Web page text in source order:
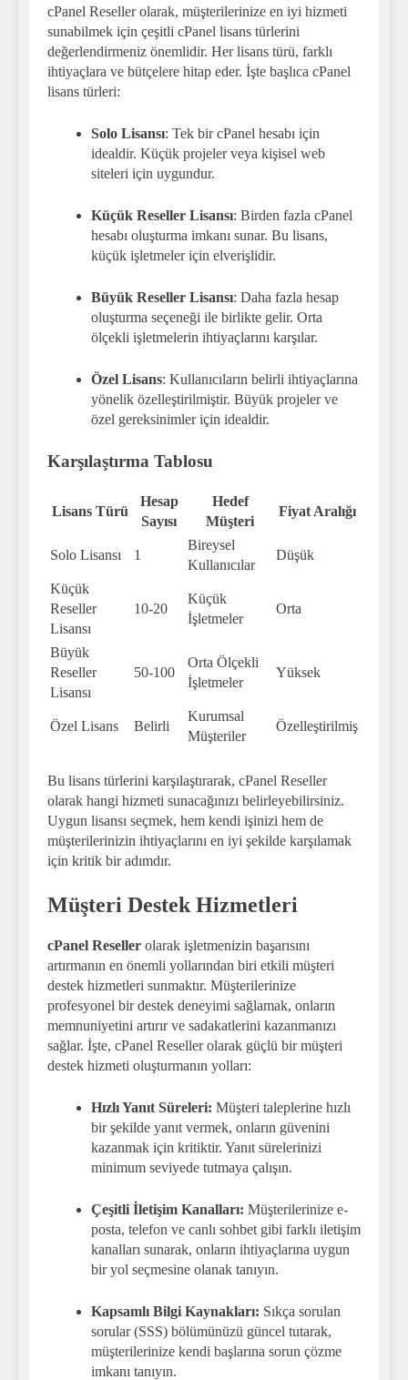
cPanel Reseller olarak, müşterilerinize en iyi hizmeti
sunabilmek için çeşitli cPanel lisans türlerini
değerlendirmeniz önemlidir. Her lisans türü, farklı
ihtiyaçlara ve bütçelere hitap eder. İşte başlıca cPanel
lisans türleri:
Solo Lisansı: Tek bir cPanel hesabı için
idealdir. Küçük projeler veya kişisel web
siteleri için uygundur.
Küçük Reseller Lisansı: Birden fazla cPanel
hesabı oluşturma imkanı sunar. Bu lisans,
küçük işletmeler için elverişlidir.
Büyük Reseller Lisansı: Daha fazla hesap
oluşturma seçeneği ile birlikte gelir. Orta
ölçekli işletmelerin ihtiyaçlarını karşılar.
Özel Lisans: Kullanıcıların belirli ihtiyaçlarına
yönelik özelleştirilmiştir. Büyük projeler ve
özel gereksinimler için idealdir.
Karşılaştırma Tablosu
Lisans Türü
Hesap
Sayısı
Hedef
Müşteri
Fiyat Aralığı
Solo Lisansı 1
Bireysel
Kullanıcılar
Düşük
Küçük
Reseller
Lisansı
10-20
Küçük
İşletmeler
Orta
Büyük
Reseller
Lisansı
50-100
Orta Ölçekli
İşletmeler
Yüksek
Özel Lisans Belirli
Kurumsal
Müşteriler
Özelleştirilmiş
Bu lisans türlerini karşılaştırarak, cPanel Reseller
olarak hangi hizmeti sunacağınızı belirleyebilirsiniz.
Uygun lisansı seçmek, hem kendi işinizi hem de
müşterilerinizin ihtiyaçlarını en iyi şekilde karşılamak
için kritik bir adımdır.
Müşteri Destek Hizmetleri
cPanel Reseller olarak işletmenizin başarısını
artırmanın en önemli yollarından biri etkili müşteri
destek hizmetleri sunmaktır. Müşterilerinize
profesyonel bir destek deneyimi sağlamak, onların
memnuniyetini artırır ve sadakatlerini kazanmanızı
sağlar. İşte, cPanel Reseller olarak güçlü bir müşteri
destek hizmeti oluşturmanın yolları:
Hızlı Yanıt Süreleri: Müşteri taleplerine hızlı
bir şekilde yanıt vermek, onların güvenini
kazanmak için kritiktir. Yanıt sürelerinizi
minimum seviyede tutmaya çalışın.
Çeşitli İletişim Kanalları: Müşterilerinize e-
posta, telefon ve canlı sohbet gibi farklı iletişim
kanalları sunarak, onların ihtiyaçlarına uygun
bir yol seçmesine olanak tanıyın.
Kapsamlı Bilgi Kaynakları: Sıkça sorulan
sorular (SSS) bölümünüzü güncel tutarak,
müşterilerinize kendi başlarına sorun çözme
imkanı tanıyın.